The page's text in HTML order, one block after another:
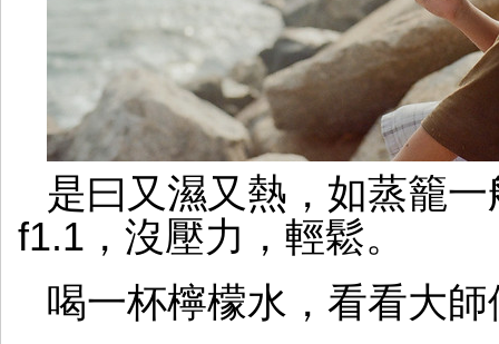
是曰又濕又熱，如蒸籠
f1.1，沒壓力，輕鬆。
喝一杯檸檬水，看看大